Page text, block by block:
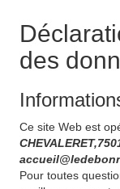
des
Ce site Web est
Pour toutes